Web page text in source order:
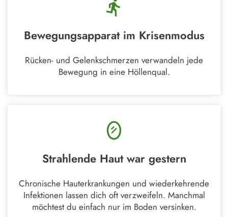
Bewegungsapparat im Krisenmodus
Rücken- und Gelenkschmerzen verwandeln jede
Bewegung in eine Höllenqual.
Strahlende Haut war gestern
Chronische Hauterkrankungen und wiederkehrende
Infektionen lassen dich oft verzweifeln. Manchmal
möchtest du einfach nur im Boden versinken.